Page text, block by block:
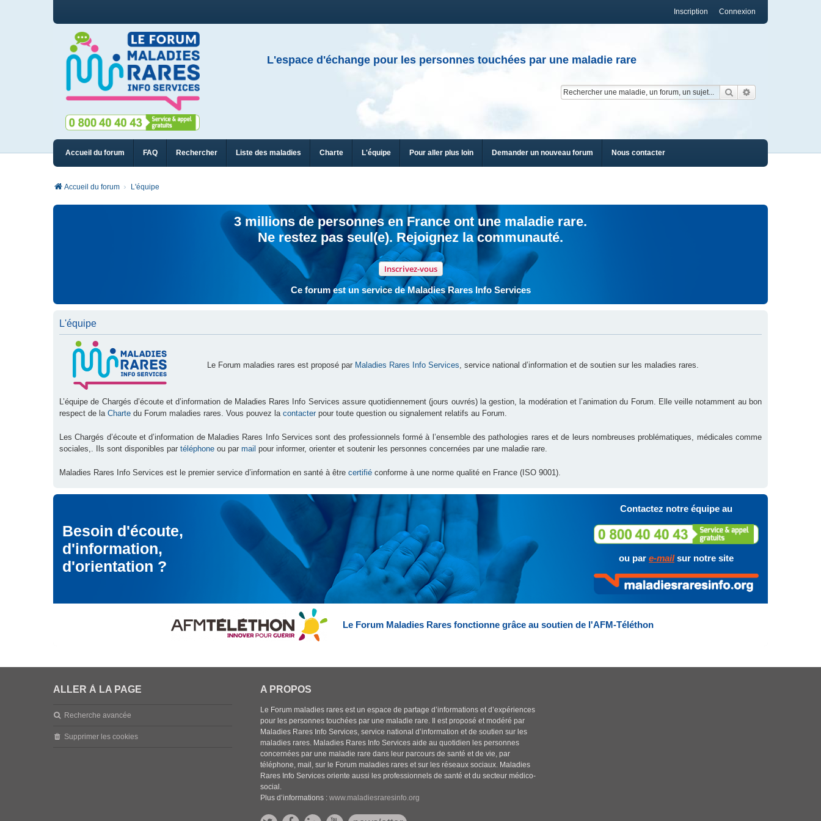
Connexion
Inscription
L'espace d'échange pour les personnes touchées par une maladie rare
Rechercher
Accueil du forum FAQ Rechercher Liste des maladies Charte L'équipe Pour aller plus loin Demander un nouveau forum Nous contacter
Accueil du forum L'équipe
3 millions de personnes en France ont une maladie rare.
Ne restez pas seul(e). Rejoignez la communauté.
Inscrivez-vous
Ce forum est un service de Maladies Rares Info Services
L'équipe
Le Forum maladies rares est proposé par Maladies Rares Info Services, service national d’information et de soutien sur les maladies rares.
L’équipe de Chargés d’écoute et d’information de Maladies Rares Info Services assure quotidiennement (jours ouvrés) la gestion, la modération et l’animation du Forum. Elle veille notamment au bon
respect de la Charte du Forum maladies rares. Vous pouvez la contacter pour toute question ou signalement relatifs au Forum.
Les Chargés d’écoute et d’information de Maladies Rares Info Services sont des professionnels formé à l’ensemble des pathologies rares et de leurs nombreuses problématiques, médicales comme
sociales,. Ils sont disponibles par téléphone ou par mail pour informer, orienter et soutenir les personnes concernées par une maladie rare.
Maladies Rares Info Services est le premier service d’information en santé à être certifié conforme à une norme qualité en France (ISO 9001).
Besoin d'écoute,
d'information,
d'orientation ?
Contactez notre équipe au
ou par e-mailsur notre site
Le Forum Maladies Rares fonctionne grâce au soutien de l'AFM-Téléthon
ALLER À LA PAGE
Recherche avancée
Supprimer les cookies
A PROPOS
Le Forum maladies rares est un espace de partage d’informations et d’expériences
pour les personnes touchées par une maladie rare. Il est proposé et modéré par
Maladies Rares Info Services, service national d’information et de soutien sur les
maladies rares. Maladies Rares Info Services aide au quotidien les personnes
concernées par une maladie rare dans leur parcours de santé et de vie, par
téléphone, mail, sur le Forum maladies rares et sur les réseaux sociaux. Maladies
Rares Info Services oriente aussi les professionnels de santé et du secteur médico-
social.
Plus d’informations :www.maladiesraresinfo.org